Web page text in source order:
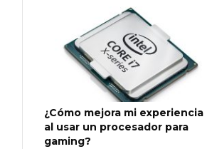
¿Cómo mejora mi experiencia
al usar un procesador para
gaming?